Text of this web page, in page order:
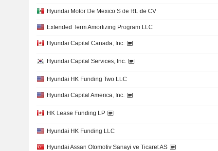
Hyundai Motor De Mexico S de RL de CV
Extended Term Amortizing Program LLC
Hyundai Capital Canada, Inc.
Hyundai Capital Services, Inc.
Hyundai HK Funding Two LLC
Hyundai Capital America, Inc.
HK Lease Funding LP
Hyundai HK Funding LLC
Hyundai Assan Otomotiv Sanayi ve Ticaret AS